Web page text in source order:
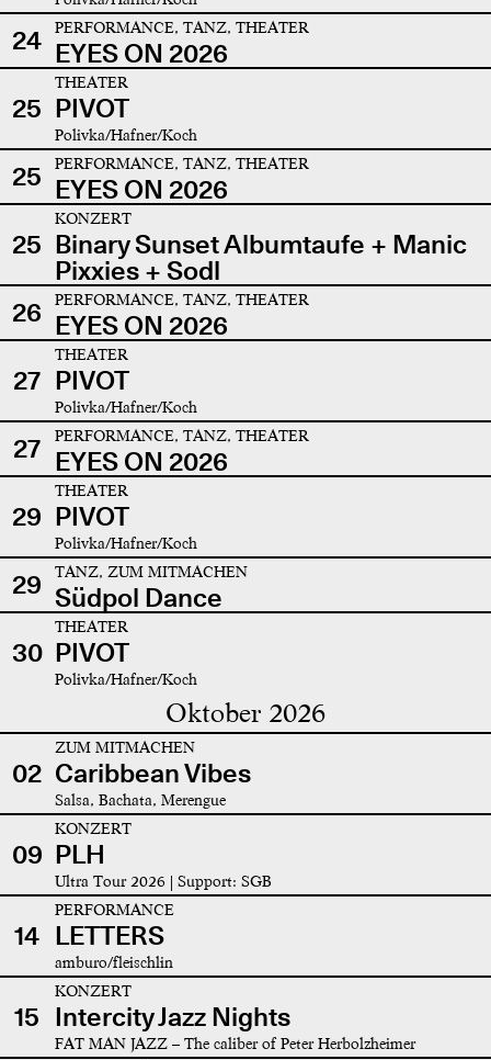
24 PERFORMANCE, TANZ, THEATER
EYES ON 2026
25
THEATER
PIVOT
Polivka/Hafner/Koch
25 PERFORMANCE, TANZ, THEATER
EYES ON 2026
25
KONZERT
Binary Sunset Albumtaufe + Manic
Pixxies + Sodl
26
PERFORMANCE, TANZ, THEATER
EYES ON 2026
27
THEATER
PIVOT
Polivka/Hafner/Koch
27 PERFORMANCE, TANZ, THEATER
EYES ON 2026
29
THEATER
PIVOT
Polivka/Hafner/Koch
29 TANZ, ZUM MITMACHEN
Südpol Dance
30
THEATER
PIVOT
Polivka/Hafner/Koch
Oktober 2026
02
ZUM MITMACHEN
Caribbean Vibes
Salsa, Bachata, Merengue
09
KONZERT
PLH
Ultra Tour 2026 | Support: SGB
14
PERFORMANCE
LETTERS
amburo/fleischlin
15
KONZERT
Intercity Jazz Nights
FAT MAN JAZZ – The caliber of Peter Herbolzheimer